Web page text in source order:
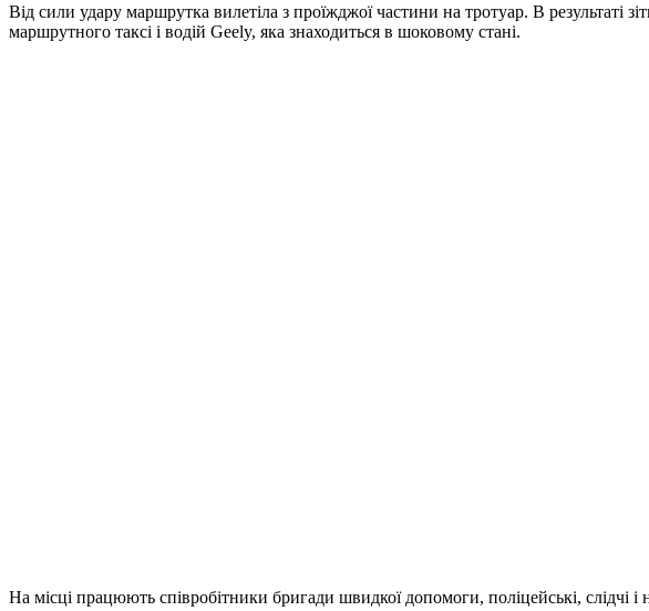
Від сили удару маршрутка вилетіла з проїжджої частини на тротуар. В
маршрутного таксі і водій Geely, яка знаходиться в шоковому стані.
На місці працюють співробітники бригади швидкої допомоги, поліцейські, слідчі і